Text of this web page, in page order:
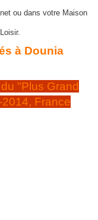
ou dans votre Maison
à Dounia
"Plus Grand
France